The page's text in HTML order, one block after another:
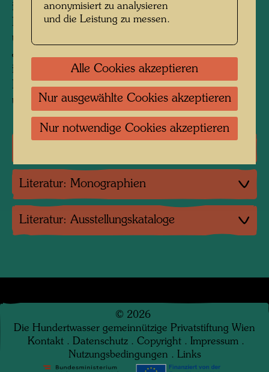
in Schwarz und Grün, mit roten und blauen
Linien, die auf der Vorderseite, der Rückseite
und auf jedem Ärmel mit Grün umrandet sind.;
Jacquardstrick aus Wolle mit vertikalen Streifen
in Schwarz und Grün, mit roten und blauen
Linien, die auf der Vorderseite, der Rückseite
und auf jedem Ärmel mit Grün umrandet sind.
Literatur: Monographien
Literatur: Ausstellungskataloge
© 2026
Die Hundertwasser gemeinnützige Privatstiftung Wien
Kontakt . Datenschutz . Copyright . Impressum .
Nutzungsbedingungen . Links
anonymisiert zu analysieren
und die Leistung zu messen.
Alle Cookies akzeptieren
Nur ausgewählte Cookies akzeptieren
Nur notwendige Cookies akzeptieren